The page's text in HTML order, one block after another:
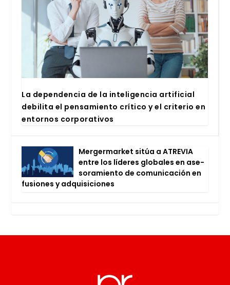
La depen­den­cia de la inte­li­gen­cia arti­fi­cial
debi­li­ta el pen­sa­mien­to crí­ti­co y el cri­te­rio en
entor­nos cor­po­ra­ti­vos
Mer­ger­mar­ket sitúa a ATRE­VIA
entre los líde­res glo­ba­les en ase­
so­ra­mien­to de comu­ni­ca­ción en
fusio­nes y adqui­si­cio­nes